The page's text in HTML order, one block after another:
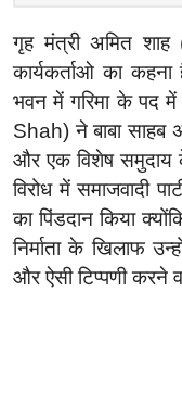
गृह मंत्री अमित
कार्यकर्ताओ का
भवन में गरिमा के पद
Shah) ने बाबा
और एक विशेष समुदाय
विरोध में समाजवादी
का पिंडदान किया
निर्माता के खिलाफ
और ऐसी टिप्पणी करने